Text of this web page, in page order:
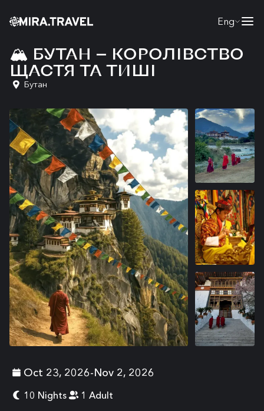
Eng
🏔️ БУТАН — КОРОЛІВСТВО
ЩАСТЯ ТА ТИШІ
Бутан
Oct 23, 2026-Nov 2, 2026
10 Nights 1 Adult